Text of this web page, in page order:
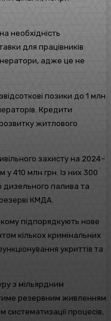
необхідність
для працівників
адже це не
позики до 1 млн
Кредити
житлового
захисту на 2024–
у 410 млн грн. Із них 300
дизельного палива та
КМДА.
підпорядкують нове
кількох кримінальних
укриттів та
з мільярдним
резервним живленням
систематизації процесів,